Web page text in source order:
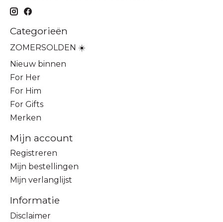
Categorieën
ZOMERSOLDEN ☀️
Nieuw binnen
For Her
For Him
For Gifts
Merken
Mijn account
Registreren
Mijn bestellingen
Mijn verlanglijst
Informatie
Disclaimer